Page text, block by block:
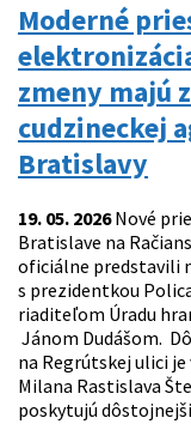
Moderné
zmeny majú
cudzineckej
Bratislavy
19. 05. 2026Nové
Bratislave na
oficiálne predstavili
s prezidentkou
riaditeľom Úradu
Jánom Dudášom.
na Regrútskej ulici
Milana Rastislava
poskytujú